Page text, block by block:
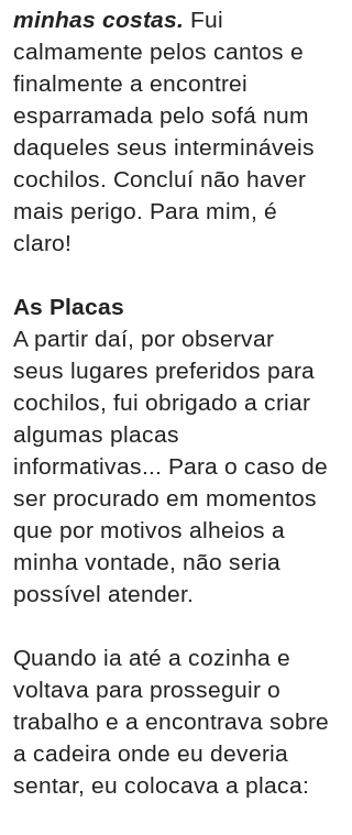
minhas costas. Fui
calmamente pelos cantos e
finalmente a encontrei
esparramada pelo sofá num
daqueles seus intermináveis
cochilos. Concluí não haver
mais perigo. Para mim, é
claro!
As Placas
A partir daí, por observar
seus lugares preferidos para
cochilos, fui obrigado a criar
algumas placas
informativas... Para o caso de
ser procurado em momentos
que por motivos alheios a
minha vontade, não seria
possível atender.
Quando ia até a cozinha e
voltava para prosseguir o
trabalho e a encontrava sobre
a cadeira onde eu deveria
sentar, eu colocava a placa: